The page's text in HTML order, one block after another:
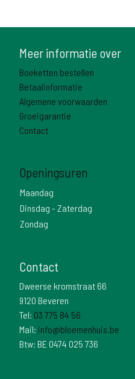
Meer informatie over
Boeketten bestellen
Betaalinformatie
Algemene voorwaarden
Groeigarantie
Contact
Openingsuren
Maandag
Dinsdag - Zaterdag
Zondag
Contact
Dweerse kromstraat 66
9120 Beveren
Tel: 03 775 84 56
Mail: info@bloemenhuis.be
Btw: BE 0474 025 736